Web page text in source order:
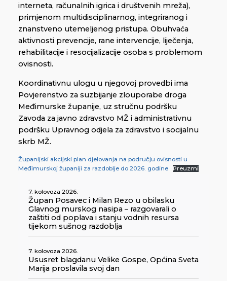
interneta, računalnih igrica i društvenih mreža),
primjenom multidisciplinarnog, integriranog i
znanstveno utemeljenog pristupa. Obuhvaća
aktivnosti prevencije, rane intervencije, liječenja,
rehabilitacije i resocijalizacije osoba s problemom
ovisnosti.
Koordinativnu ulogu u njegovoj provedbi ima
Povjerenstvo za suzbijanje zlouporabe droga
Međimurske županije, uz stručnu podršku
Zavoda za javno zdravstvo MŽ i administrativnu
podršku Upravnog odjela za zdravstvo i socijalnu
skrb MŽ.
Županijski akcijski plan djelovanja na području ovisnosti u
Međimurskoj županiji za razdoblje do 2026. godine
Preuzmi
7. kolovoza 2026.
Župan Posavec i Milan Rezo u obilasku
Glavnog murskog nasipa – razgovarali o
zaštiti od poplava i stanju vodnih resursa
tijekom sušnog razdoblja
7. kolovoza 2026.
Ususret blagdanu Velike Gospe, Općina Sveta
Marija proslavila svoj dan